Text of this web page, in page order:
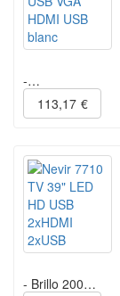
-…
113,17 €
- Brillo 200…